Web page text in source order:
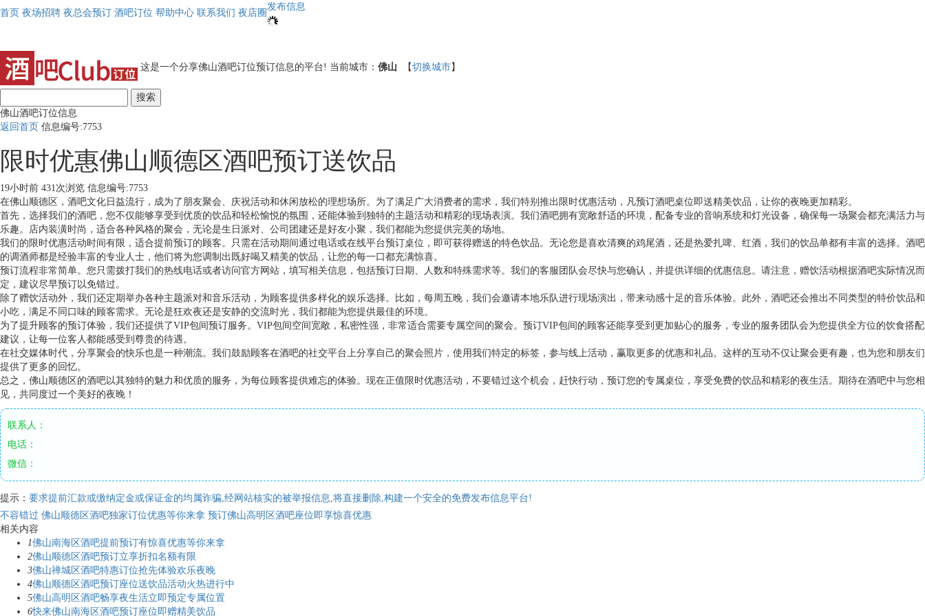
首页 夜场招聘 夜总会预订 酒吧订位 帮助中心 联系我们 夜店圈
发布信息
这是一个分享佛山酒吧订位预订信息的平台! 当前城市： 佛山 【切换城市】
搜索
佛山酒吧订位信息
返回首页 信息编号:7753
限时优惠佛山顺德区酒吧预订送饮品
19小时前 431次浏览 信息编号:7753
在佛山顺德区，酒吧文化日益流行，成为了朋友聚会、庆祝活动和休闲放松的理想场所。为了满足广大消费者的需求，我们特别推出限时优惠活动，凡预订酒吧桌位即送精美饮品，让你的夜晚更加精彩。
首先，选择我们的酒吧，您不仅能够享受到优质的饮品和轻松愉悦的氛围，还能体验到独特的主题活动和精彩的现场表演。我们酒吧拥有宽敞舒适的环境，配备专业的音响系统和灯光设备，确保每一场聚会都充满活力与
乐趣。店内装潢时尚，适合各种风格的聚会，无论是生日派对、公司团建还是好友小聚，我们都能为您提供完美的场地。
我们的限时优惠活动时间有限，适合提前预订的顾客。只需在活动期间通过电话或在线平台预订桌位，即可获得赠送的特色饮品。无论您是喜欢清爽的鸡尾酒，还是热爱扎啤、红酒，我们的饮品单都有丰富的选择。酒吧
的调酒师都是经验丰富的专业人士，他们将为您调制出既好喝又精美的饮品，让您的每一口都充满惊喜。
预订流程非常简单。您只需拨打我们的热线电话或者访问官方网站，填写相关信息，包括预订日期、人数和特殊需求等。我们的客服团队会尽快与您确认，并提供详细的优惠信息。请注意，赠饮活动根据酒吧实际情况而
定，建议尽早预订以免错过。
除了赠饮活动外，我们还定期举办各种主题派对和音乐活动，为顾客提供多样化的娱乐选择。比如，每周五晚，我们会邀请本地乐队进行现场演出，带来动感十足的音乐体验。此外，酒吧还会推出不同类型的特价饮品和
小吃，满足不同口味的顾客需求。无论是狂欢夜还是安静的交流时光，我们都能为您提供最佳的环境。
为了提升顾客的预订体验，我们还提供了VIP包间预订服务。VIP包间空间宽敞，私密性强，非常适合需要专属空间的聚会。预订VIP包间的顾客还能享受到更加贴心的服务，专业的服务团队会为您提供全方位的饮食搭配
建议，让每一位客人都能感受到尊贵的待遇。
在社交媒体时代，分享聚会的快乐也是一种潮流。我们鼓励顾客在酒吧的社交平台上分享自己的聚会照片，使用我们特定的标签，参与线上活动，赢取更多的优惠和礼品。这样的互动不仅让聚会更有趣，也为您和朋友们
提供了更多的回忆。
总之，佛山顺德区的酒吧以其独特的魅力和优质的服务，为每位顾客提供难忘的体验。现在正值限时优惠活动，不要错过这个机会，赶快行动，预订您的专属桌位，享受免费的饮品和精彩的夜生活。期待在酒吧中与您相
见，共同度过一个美好的夜晚！
联系人：
电话：
微信：
提示： 要求提前汇款或缴纳定金或保证金的均属诈骗,经网站核实的被举报信息,将直接删除,构建一个安全的免费发布信息平台!
不容错过 佛山顺德区酒吧独家订位优惠等你来拿 预订佛山高明区酒吧座位即享惊喜优惠
相关内容
1佛山南海区酒吧提前预订有惊喜优惠等你来拿
2佛山顺德区酒吧预订立享折扣名额有限
3佛山禅城区酒吧特惠订位抢先体验欢乐夜晚
4佛山顺德区酒吧预订座位送饮品活动火热进行中
5佛山高明区酒吧畅享夜生活立即预定专属位置
6快来佛山南海区酒吧预订座位即赠精美饮品